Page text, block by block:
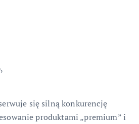
się silną konkurencję
produktami „premium” i